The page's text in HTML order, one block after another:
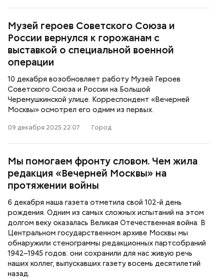
Музей героев Советского Союза и
России вернулся к горожанам с
выставкой о специальной военной
операции
10 декабря возобновляет работу Музей Героев
Советского Союза и России на Большой
Черемушкинской улице. Корреспондент «Вечерней
Москвы» осмотрел его одним из первых.
09 декабря 2025 22:07 Город
Мы помогаем фронту словом. Чем жила
редакция «Вечерней Москвы» на
протяжении войны
6 декабря наша газета отметила свой 102-й день
рождения. Одним из самых сложных испытаний на этом
долгом веку оказалась Великая Отечественная война. В
Центральном государственном архиве Москвы мы
обнаружили стенограммы редакционных партсобраний
1942–1945 годов: они сохранили для нас живую речь
наших коллег, выпускавших газету восемь десятилетий
назад.